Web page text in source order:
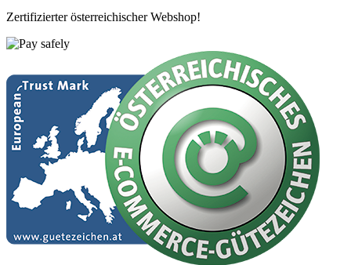
Zertifizierter österreichischer Webshop!